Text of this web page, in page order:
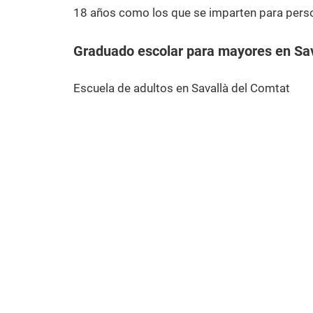
18 años como los que se imparten para
Graduado escolar para mayores en
Escuela de adultos en Savallà del Comtat